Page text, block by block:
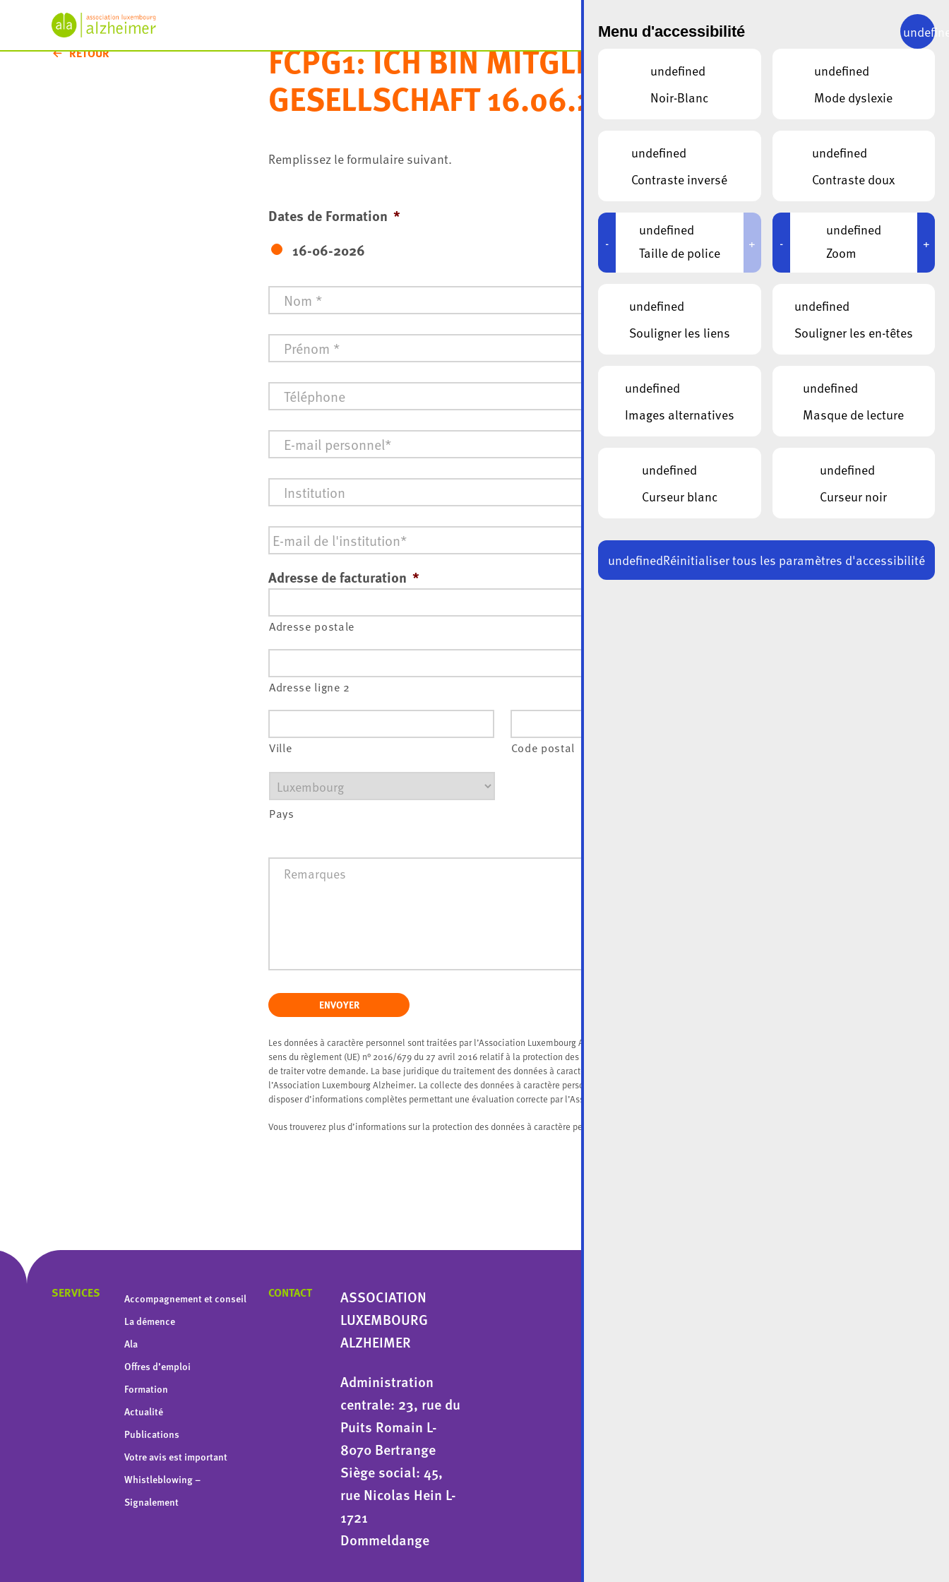
RETOUR FCPG1: ICH BIN MITGLIED DER
GESELLSCHAFT 16.06.2026
Remplissez le formulaire suivant.
Dates de Formation *
16-06-2026
Nom *
Prénom *
Téléphone *
E-
mail *
Institution
Email *
Adresse de facturation *
Adresse postale
Adresse ligne 2
Ville Code postal
Pays
Remarques
ENVOYER
Les données à caractère personnel sont traitées par l’Association Luxembourg Alzheimer, responsable du traitement au
sens du règlement (UE) n° 2016/679 du 27 avril 2016 relatif à la protection des données à caractère personnel dans le but
de traiter votre demande. La base juridique du traitement des données à caractère personnel est l’intérêt légitime de
l’Association Luxembourg Alzheimer. La collecte des données à caractère personnel demandées est nécessaire afin de
disposer d’informations complètes permettant une évaluation correcte par l’Association Luxembourg Alzheimer.
Vous trouverez plus d’informations sur la protection des données à caractère personnel
SERVICES
Accompagnement et conseil
La démence
Ala
Offres d’emploi
Formation
Actualité
Publications
Votre avis est important
Whistleblowing –
Signalement
CONTACT
ASSOCIATION
LUXEMBOURG
ALZHEIMER
Administration
centrale: 23, rue du
Puits Romain L-
8070 Bertrange
Siège social: 45,
rue Nicolas Hein L-
1721
Dommeldange
Menu d'accessibilité
undefined
Noir-Blanc
undefined
Mode dyslexie
undefined
Contraste inversé
undefined
Contraste doux
-
undefined
Taille de police
+ -
undefined
Zoom
+
undefined
Souligner les liens
undefined
Souligner les en-têtes
undefined
Images alternatives
undefined
Masque de lecture
undefined
Curseur blanc
undefined
Curseur noir
undefinedRéinitialiser tous les paramètres d'accessibilité